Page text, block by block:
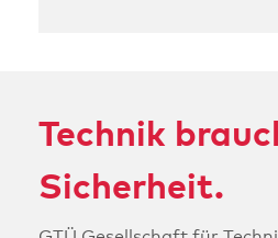
Technik
Sicherheit.